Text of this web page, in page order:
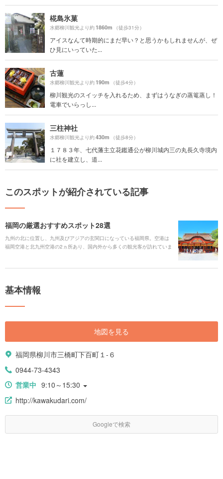
椛島氷菓
水郷柳川観光より約1860m （徒歩31分）
アイスなんて時期的にまだ早い？と思うかもしれませんが、ぜ
ひ見にいっていた...
古蓮
水郷柳川観光より約190m （徒歩4分）
柳川観光のスイッチを入れるため、まずはうなぎの蒸篭蒸し！
電車でいらっし...
三柱神社
水郷柳川観光より約430m （徒歩8分）
１７８３年、七代藩主立花鑑通公が柳川城内三の丸長久寺境内
に社を建立し、道...
このスポットが紹介されている記事
福岡の厳選おすすめスポット28選
九州の北に位置し、九州及びアジアの玄関口になっている福岡県。空港は
福岡空港と北九州空港の2ヵ所あり、国内外から多くの観光客が訪れていま
基本情報
地図を見る
福岡県柳川市三橋町下百町１-６
0944-73-4343
営業中 9:10～15:30
http://kawakudari.com/
Googleで検索